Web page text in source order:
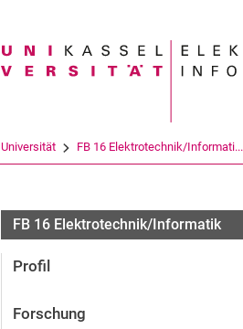
Universität FB 16 Elektrotechnik/Informati...
FB 16 Elektrotechnik/Informatik
Profil
Forschung